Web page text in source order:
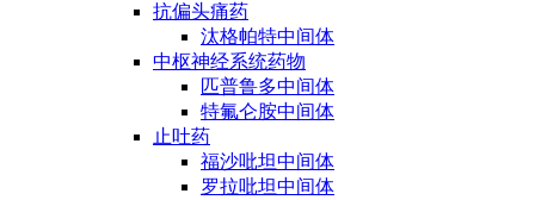
抗偏头痛药
汰格帕特中间体
中枢神经系统药物
匹普鲁多中间体
特氟仑胺中间体
止吐药
福沙吡坦中间体
罗拉吡坦中间体